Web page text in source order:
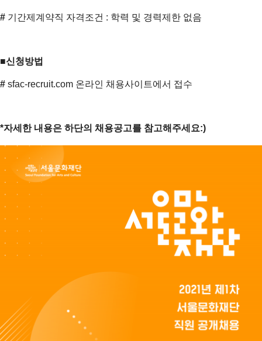
# ​ 기간제계약직 자격조건 : 학력 및 경력제한 없음
■신청방법
# sfac-recruit.com 온라인 채용사이트에서 접수
*자세한 내용은 하단의 채용공고를 참고해주세요:)